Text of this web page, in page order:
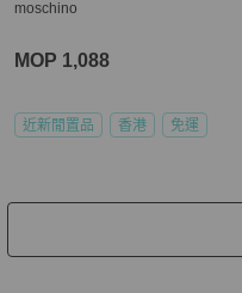
moschino
MOP 1,088
近新閒置品 香港 免運